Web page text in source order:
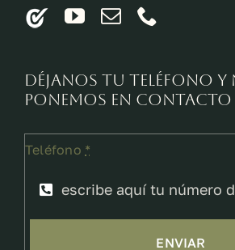
Déjanos tu teléfono y
ponemos en contacto
Teléfono *
ENVIAR